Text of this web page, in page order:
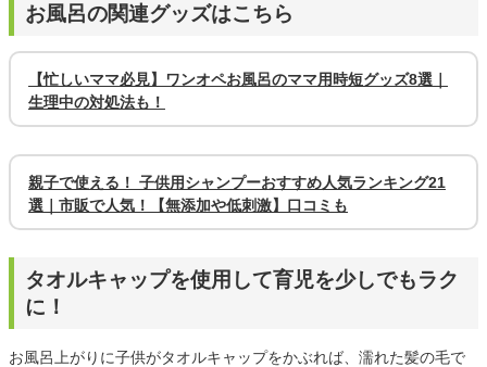
お風呂の関連グッズはこちら
【忙しいママ必見】ワンオペお風呂のママ用時短グッズ8選｜
生理中の対処法も！
親子で使える！ 子供用シャンプーおすすめ人気ランキング21
選｜市販で人気！【無添加や低刺激】口コミも
タオルキャップを使用して育児を少しでもラク
に！
お風呂上がりに子供がタオルキャップをかぶれば、濡れた髪の毛で